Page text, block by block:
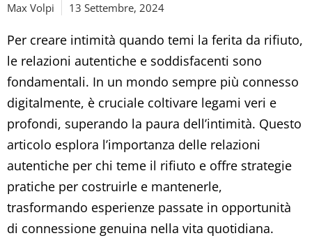
Max Volpi 13 Settembre, 2024
Per creare intimità quando temi la ferita da rifiuto,
le relazioni autentiche e soddisfacenti sono
fondamentali. In un mondo sempre più connesso
digitalmente, è cruciale coltivare legami veri e
profondi, superando la paura dell’intimità. Questo
articolo esplora l’importanza delle relazioni
autentiche per chi teme il rifiuto e offre strategie
pratiche per costruirle e mantenerle,
trasformando esperienze passate in opportunità
di connessione genuina nella vita quotidiana.